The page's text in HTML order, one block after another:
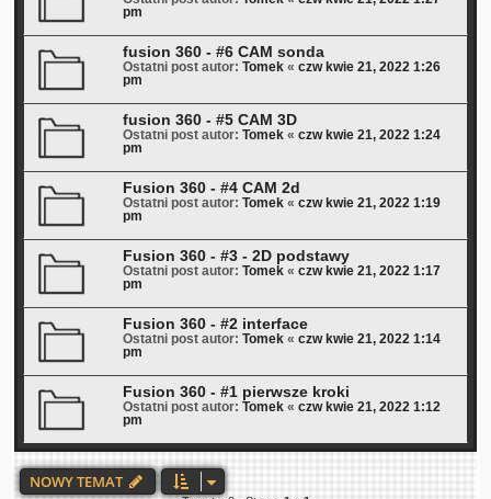
pm
fusion 360 - #6 CAM sonda
Ostatni post autor: Tomek« czw kwie 21, 2022 1:26
pm
fusion 360 - #5 CAM 3D
Ostatni post autor: Tomek« czw kwie 21, 2022 1:24
pm
Fusion 360 - #4 CAM 2d
Ostatni post autor: Tomek« czw kwie 21, 2022 1:19
pm
Fusion 360 - #3 - 2D podstawy
Ostatni post autor: Tomek« czw kwie 21, 2022 1:17
pm
Fusion 360 - #2 interface
Ostatni post autor: Tomek« czw kwie 21, 2022 1:14
pm
Fusion 360 - #1 pierwsze kroki
Ostatni post autor: Tomek« czw kwie 21, 2022 1:12
pm
NOWY TEMAT